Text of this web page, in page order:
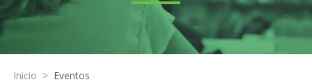
Inicio > Eventos